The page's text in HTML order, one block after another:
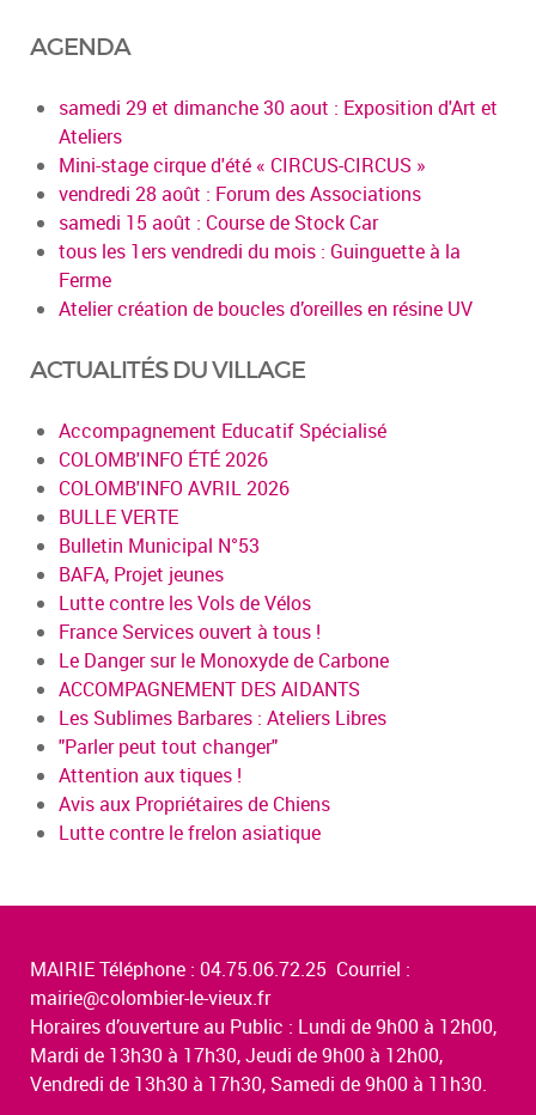
AGENDA
samedi 29 et dimanche 30 aout : Exposition d'Art et
Ateliers
Mini-stage cirque d'été « CIRCUS-CIRCUS »
vendredi 28 août : Forum des Associations
samedi 15 août : Course de Stock Car
tous les 1ers vendredi du mois : Guinguette à la
Ferme
Atelier création de boucles d’oreilles en résine UV
ACTUALITÉS DU VILLAGE
Accompagnement Educatif Spécialisé
COLOMB'INFO ÉTÉ 2026
COLOMB'INFO AVRIL 2026
BULLE VERTE
Bulletin Municipal N°53
BAFA, Projet jeunes
Lutte contre les Vols de Vélos
France Services ouvert à tous !
Le Danger sur le Monoxyde de Carbone
ACCOMPAGNEMENT DES AIDANTS
Les Sublimes Barbares : Ateliers Libres
"Parler peut tout changer"
Attention aux tiques !
Avis aux Propriétaires de Chiens
Lutte contre le frelon asiatique
MAIRIE Téléphone : 04.75.06.72.25 Courriel :
mairie@colombier-le-vieux.fr
Horaires d’ouverture au Public : Lundi de 9h00 à 12h00,
Mardi de 13h30 à 17h30, Jeudi de 9h00 à 12h00,
Vendredi de 13h30 à 17h30, Samedi de 9h00 à 11h30.